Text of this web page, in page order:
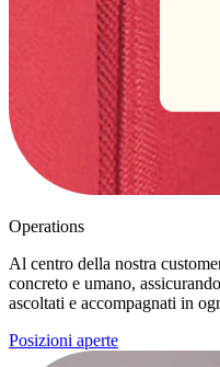
Operations
Al centro della nostra
concreto e umano,
ascoltati e accompagnati in
Posizioni aperte